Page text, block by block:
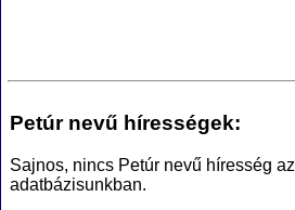
Petúr nevű hírességek:
Sajnos, nincs Petúr nevű híresség az
adatbázisunkban.